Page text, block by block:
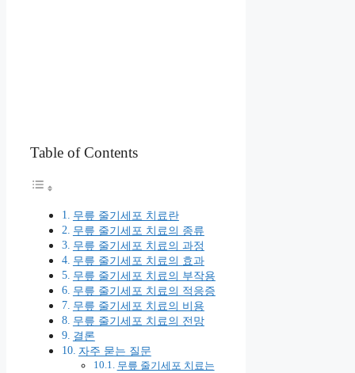
Table of Contents
무릎 줄기세포 치료란
무릎 줄기세포 치료의 종류
무릎 줄기세포 치료의 과정
무릎 줄기세포 치료의 효과
무릎 줄기세포 치료의 부작용
무릎 줄기세포 치료의 적응증
무릎 줄기세포 치료의 비용
무릎 줄기세포 치료의 전망
결론
자주 묻는 질문
무릎 줄기세포 치료는